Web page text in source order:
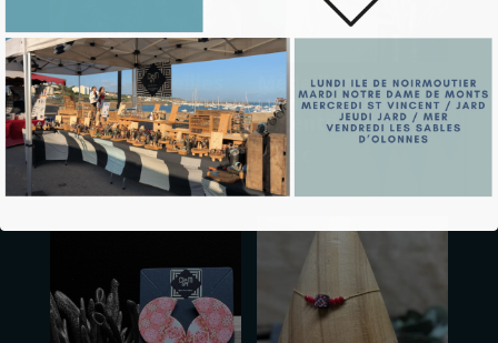
Boucles d’oreilles
grosse goutte
blanc et doré
35,00€
Médaillon losange
jaune sur chaîne
argentée
26,00